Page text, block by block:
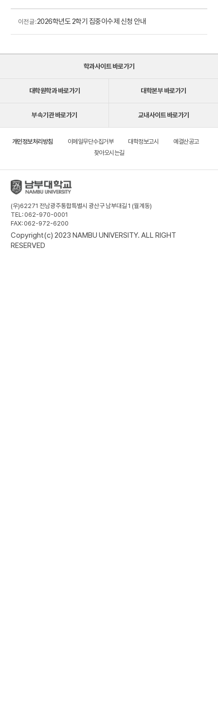
이전 글 :2026학년도 2학기 집중이수제 신청 안내
학과사이트 바로가기
대학원학과 바로가기 대학본부 바로가기
부속기관 바로가기 교내사이트 바로가기
개인정보처리방침 이메일무단수집거부 대학정보고시
예결산공고
찾아오시는길
(우)62271 전남광주통합특별시 광산구 남부대길 1 (월계동)
TEL: 062-970-0001
FAX: 062-972-6200
Copyright(c) 2023 NAMBU UNIVERSITY. ALL RIGHT
RESERVED